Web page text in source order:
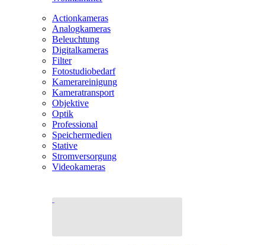
Actionkameras
Analogkameras
Beleuchtung
Digitalkameras
Filter
Fotostudiobedarf
Kamerareinigung
Kameratransport
Objektive
Optik
Professional
Speichermedien
Stative
Stromversorgung
Videokameras